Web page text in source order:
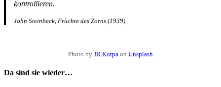
kontrollieren.
John Steinbeck, Früchte des Zorns (1939)
Photo by JR Korpa on Unsplash
Da sind sie wieder…